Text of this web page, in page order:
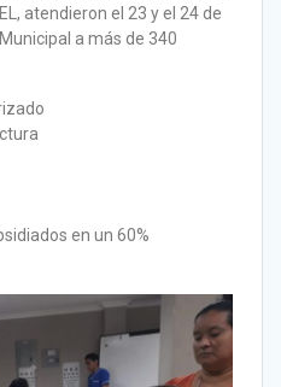
atendieron el 23 y el 24 de
a más de 340
en un 60%